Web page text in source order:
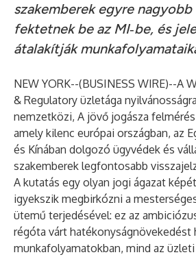
szakemberek egyre
fektetnek be az MI‑be, és
átalakítják
NEW YORK--(BUSINESS WIRE)--A
& Regulatory üzletága
nemzetközi, A jövő jogásza
amely kilenc európai országban, az
és Kínában dolgozó ügyvédek és
szakemberek legfontosabb
A kutatás egy olyan jogi ágazat
igyekszik megbirkózni a
ütemű terjedésével: ez az
régóta várt hatékonyságnövekedést
munkafolyamatokban, mind az